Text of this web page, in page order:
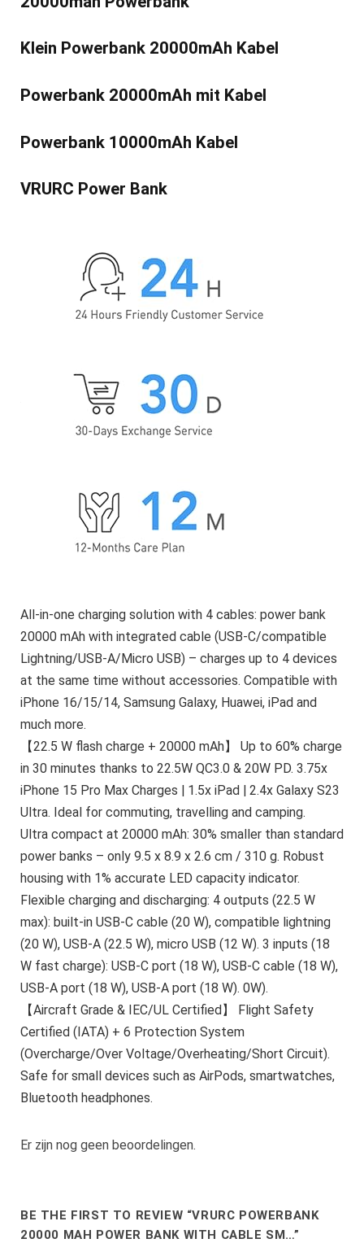
Klein Powerbank 20000mAh Kabel
Powerbank 20000mAh mit Kabel
Powerbank 10000mAh Kabel
VRURC Power Bank
All-in-one charging solution with 4 cables: power bank
20000 mAh with integrated cable (USB-C/compatible
Lightning/USB-A/Micro USB) – charges up to 4 devices
at the same time without accessories. Compatible with
iPhone 16/15/14, Samsung Galaxy, Huawei, iPad and
much more.
​​【22.5 W flash charge + 20000 mAh】​​​​ Up to 60% charge
in 30 minutes thanks to 22.5W QC3.0 & 20W PD. ​​3.75x
iPhone 15 Pro Max Charges | 1.5x iPad | 2.4x Galaxy S23
Ultra. Ideal for commuting, travelling and camping.
Ultra compact at 20000 mAh: 30% smaller than standard
power banks – only 9.5 x 8.9 x 2.6 cm / 310 g. Robust
housing with ​​1% accurate LED capacity indicator.
Flexible charging and discharging: 4 outputs (22.5 W
max): built-in USB-C cable (20 W), compatible lightning
(20 W), USB-A (22.5 W), micro USB (12 W). 3 inputs (18
W fast charge): USB-C port (18 W), USB-C cable (18 W),
USB-A port (18 W), USB-A port (18 W). 0W).​
​​️【Aircraft Grade & IEC/UL Certified】​​ Flight Safety
Certified (IATA)​​ + ​​6 Protection System
(Overcharge/Over Voltage/Overheating/Short Circuit). ​​
Safe for small devices such as AirPods, smartwatches,
Bluetooth headphones.
Er zijn nog geen beoordelingen.
BE THE FIRST TO REVIEW “VRURC POWERBANK
20000 MAH POWER BANK WITH CABLE SM…”